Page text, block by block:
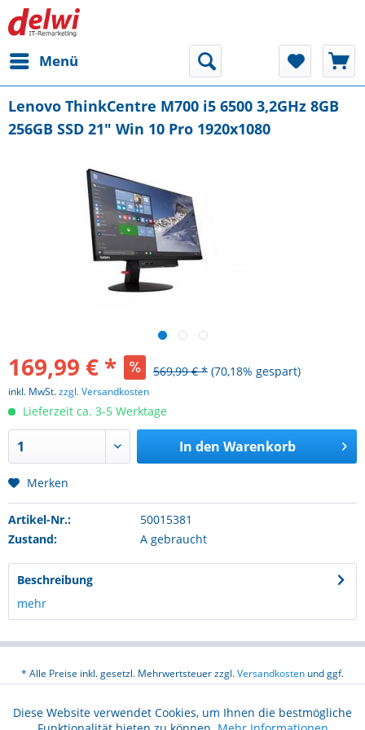
Menü
Lenovo ThinkCentre M700 i5 6500 3,2GHz 8GB
256GB SSD 21" Win 10 Pro 1920x1080
169,99 € * 569,99 € * (70,18% gespart)
inkl. MwSt.zzgl. Versandkosten
Lieferzeit ca. 3-5 Werktage
In den Warenkorb
Merken
Artikel-Nr.:
50015381
Zustand:
A gebraucht
Beschreibung
mehr
* Alle Preise inkl. gesetzl. Mehrwertsteuer zzgl.Versandkosten und ggf.
Über uns Hilfe / Support Kontakt
Funktionale Aktiv
Diese Website verwendet Cookies, um Ihnen die bestmögliche